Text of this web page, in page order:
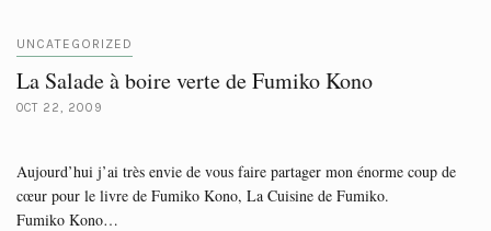
UNCATEGORIZED
La Salade à boire verte de Fumiko Kono
OCT 22, 2009
Aujourd’hui j’ai très envie de vous faire partager mon énorme coup de
cœur pour le livre de Fumiko Kono, La Cuisine de Fumiko.
Fumiko Kono…